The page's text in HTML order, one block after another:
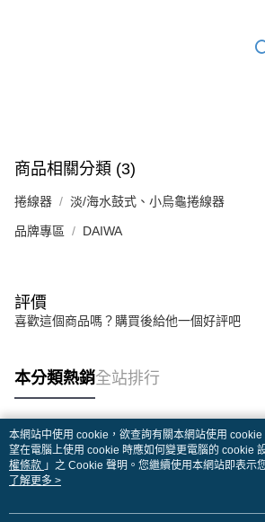
商品相關分類 (3)
捲線器 淡/海水鼓式、小烏龜捲線器
品牌專區 DAIWA
評價
喜歡這個商品嗎？購買後給他一個好評吧
本分類熱銷全站排行
熱門標籤
本網站中使用 cookie，欲查詢有關本網站使用
望在電腦上使用 cookie 時應如何變更電腦的 cookie
權條款 」之 Cookie 聲明。您繼續使用本網站即表示
用條款之 Cookie 聲明使用 cookie。
了解更多 >